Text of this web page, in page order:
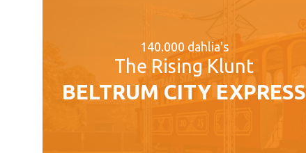
140.000 dahlia's
The Rising Klunt
BELTRUM CITY EXPRESS